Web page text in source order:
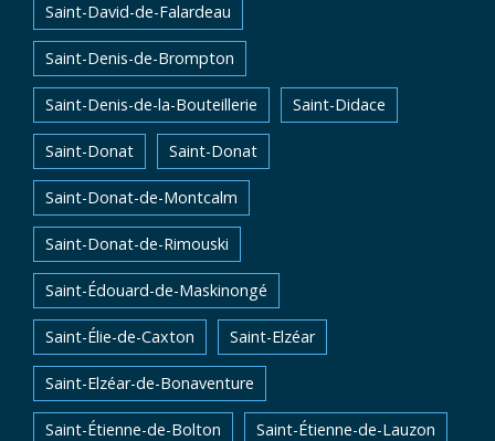
Saint-David-de-Falardeau
Saint-Denis-de-Brompton
Saint-Denis-de-la-Bouteillerie Saint-Didace
Saint-Donat Saint-Donat
Saint-Donat-de-Montcalm
Saint-Donat-de-Rimouski
Saint-Édouard-de-Maskinongé
Saint-Élie-de-Caxton Saint-Elzéar
Saint-Elzéar-de-Bonaventure
Saint-Étienne-de-Bolton Saint-Étienne-de-Lauzon